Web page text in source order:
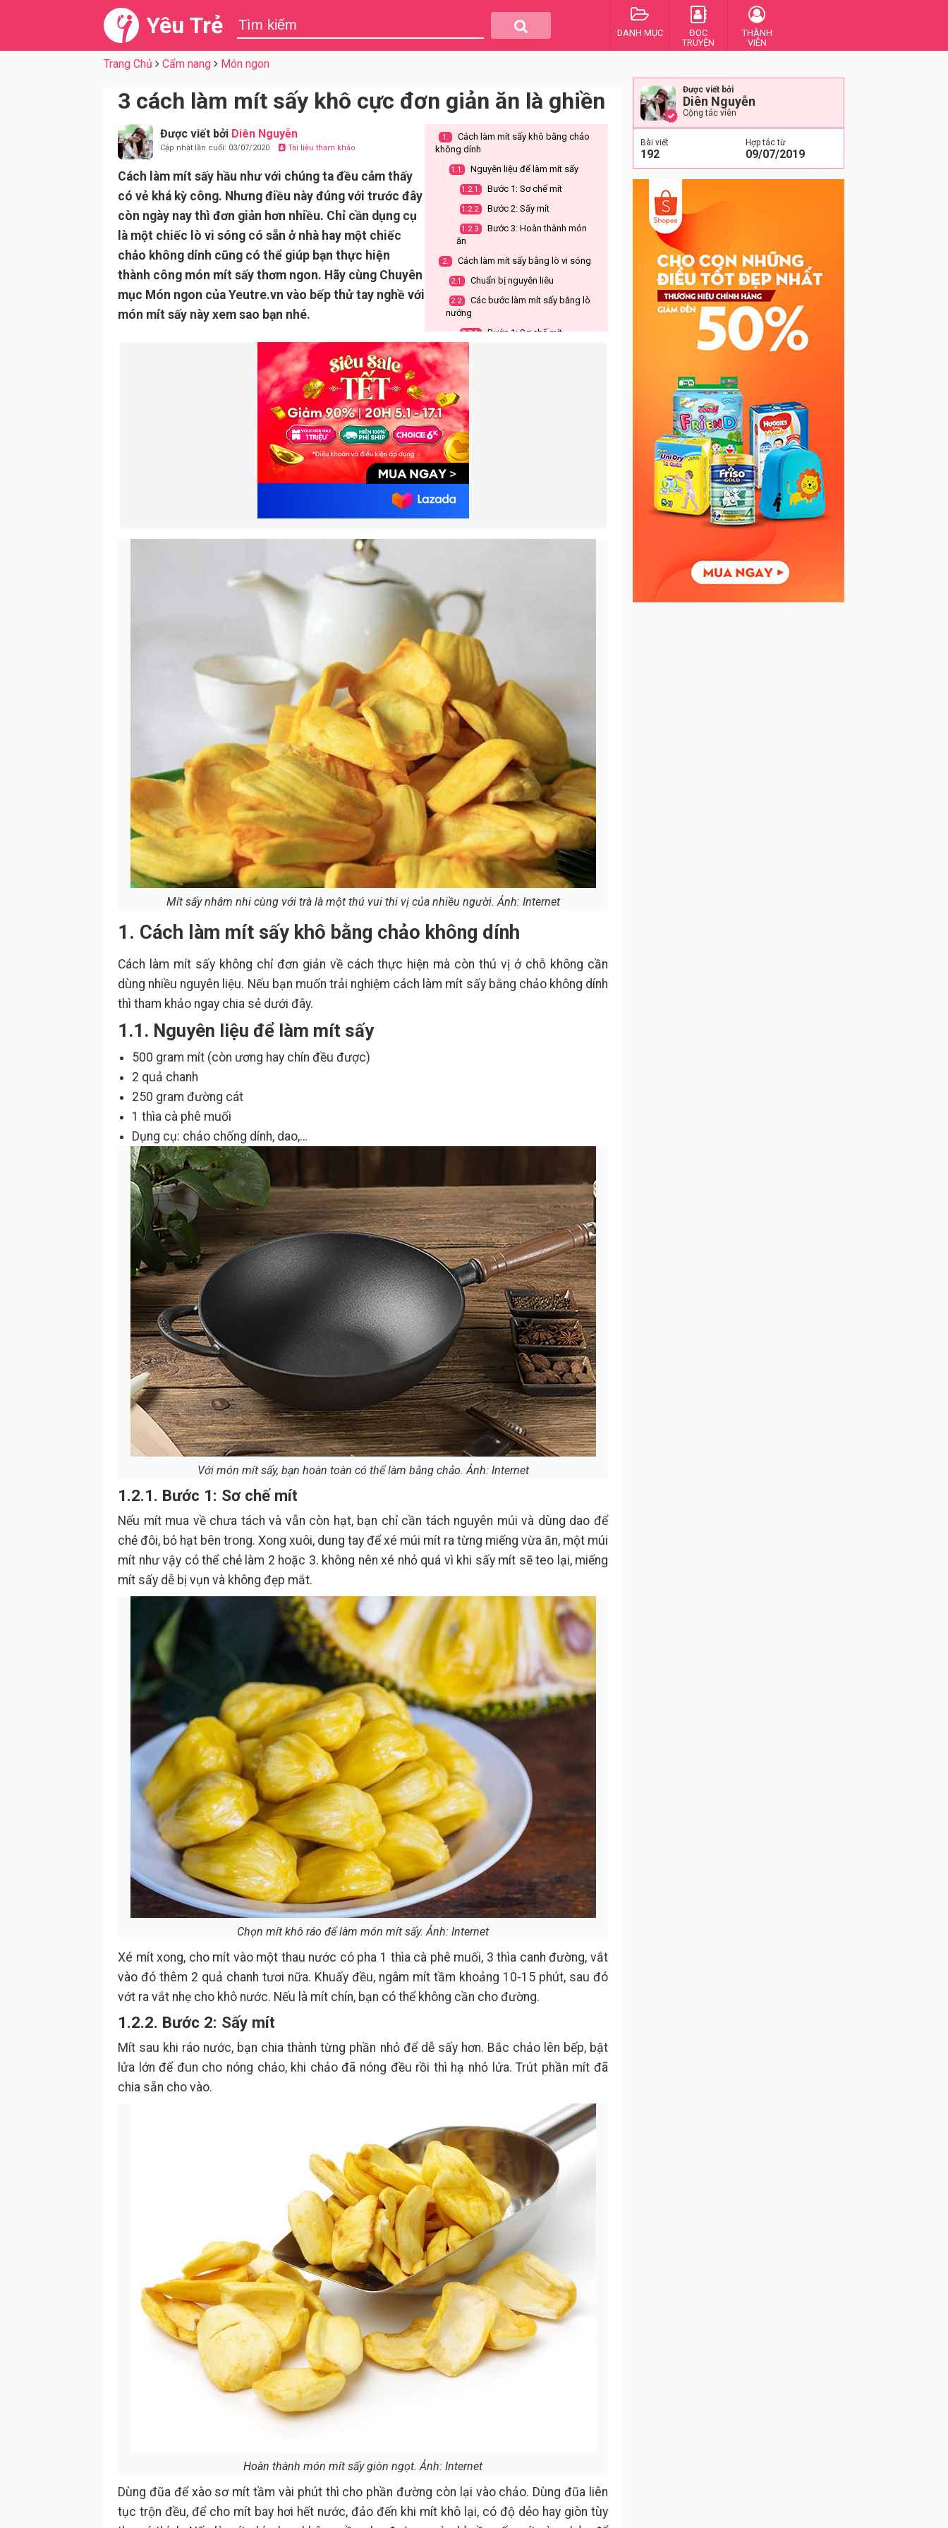
Yêu Trẻ DANH MỤC
ĐỌC
TRUYỆN
THÀNH
VIÊN
Trang Chủ Cẩm nang Món ngon
3 cách làm mít sấy khô cực đơn giản ăn là ghiền
Được viết bởi Diên Nguyễn
Cập nhật lần cuối: 03/07/2020 Tài liệu tham khảo
Cách làm mít sấy hầu như với chúng ta đều cảm thấy
có vẻ khá kỳ công. Nhưng điều này đúng với trước đây
còn ngày nay thì đơn giản hơn nhiều. Chỉ cần dụng cụ
là một chiếc lò vi sóng có sẵn ở nhà hay một chiếc
chảo không dính cũng có thể giúp bạn thực hiện
thành công món mít sấy thơm ngon. Hãy cùng Chuyên
mục Món ngon của Yeutre.vn vào bếp thử tay nghề với
món mít sấy này xem sao bạn nhé.
1.
Cách làm mít sấy khô bằng chảo
không dính
1.1. Nguyên liệu để làm mít sấy
1.2.1. Bước 1: Sơ chế mít
1.2.2. Bước 2: Sấy mít
1.2.3.
Bước 3: Hoàn thành món
ăn
2. Cách làm mít sấy bằng lò vi sóng
2.1. Chuẩn bị nguyên liêu
2.2.
Các bước làm mít sấy bằng lò
nướng
2.2.1. Bước 1: Sơ chế mít
2.2.2.
nướng
3.
Cách làm mít sấy bằng nồi chiên
không dầu
3.1. Chuẩn bị nguyên liệu
3.2. Các bước thực hiện món mít
sấy bằng nồi chiên không dầu
vẫn ngon như ngoài hàng
Mít sấy nhâm nhi cùng với trà là một thú vui thi vị của nhiều người. Ảnh: Internet
1. Cách làm mít sấy khô bằng chảo không dính
Cách làm mít sấy không chỉ đơn giản về cách thực hiện mà còn thú vị ở chỗ không cần
dùng nhiều nguyên liệu. Nếu bạn muốn trải nghiệm cách làm mít sấy bằng chảo không dính
thì tham khảo ngay chia sẻ dưới đây.
1.1. Nguyên liệu để làm mít sấy
500 gram mít (còn ương hay chín đều được)
2 quả chanh
250 gram đường cát
1 thìa cà phê muối
Dụng cụ: chảo chống dính, dao,…
Với món mít sấy, bạn hoàn toàn có thể làm bằng chảo. Ảnh: Internet
1.2.1. Bước 1: Sơ chế mít
Nếu mít mua về chưa tách và vẫn còn hạt, bạn chỉ cần tách nguyên múi và dùng dao để
chẻ đôi, bỏ hạt bên trong. Xong xuôi, dung tay để xé múi mít ra từng miếng vừa ăn, một múi
mít như vậy có thể chẻ làm 2 hoặc 3. không nên xé nhỏ quá vì khi sấy mít sẽ teo lại, miếng
mít sấy dễ bị vụn và không đẹp mắt.
Chọn mít khô ráo để làm món mít sấy. Ảnh: Internet
Xé mít xong, cho mít vào một thau nước có pha 1 thìa cà phê muối, 3 thìa canh đường, vắt
vào đó thêm 2 quả chanh tươi nữa. Khuấy đều, ngâm mít tầm khoảng 10-15 phút, sau đó
vớt ra vắt nhẹ cho khô nước. Nếu là mít chín, bạn có thể không cần cho đường.
1.2.2. Bước 2: Sấy mít
Mít sau khi ráo nước, bạn chia thành từng phần nhỏ để dễ sấy hơn. Bắc chảo lên bếp, bật
lửa lớn để đun cho nóng chảo, khi chảo đã nóng đều rồi thì hạ nhỏ lửa. Trút phần mít đã
chia sẵn cho vào.
Hoàn thành món mít sấy giòn ngọt. Ảnh: Internet
Dùng đũa để xào sơ mít tầm vài phút thì cho phần đường còn lại vào chảo. Dùng đũa liên
tục trộn đều, để cho mít bay hơi hết nước, đảo đến khi mít khô lại, có độ dẻo hay giòn tùy
Được viết bởi
Diên Nguyễn
Cộng tác viên
Bài viết
192
Hợp tác từ
09/07/2019